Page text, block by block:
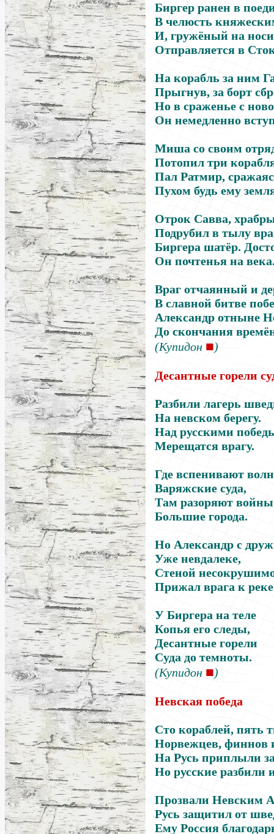
Биргер ранен в
В челюсть
И, гружёный на
Отправляется в
На корабль за ним
Прыгнув, за борт
Но в сраженье с
Он немедленно
Миша со своим
Потопил три
Пал Ратмир,
Пухом будь ему
Отрок Савва,
Подрубил в тылу
Биргера шатёр.
Он почтенья на
Враг отчаянный и
В славной битве
Александр отныне
До скончания
(Купидон ■)
Десантные горели
Разбили лагерь
На невском берегу.
Над русскими
Мерещатся врагу.
Где вспенивают
Варяжские суда,
Там разоряют войны
Большие города.
Но Александр с
Уже невдалеке,
Стеной
Прижал врага к
У Биргера на теле
Копья его следы,
Десантные горели
Суда до темноты.
(Купидон ■)
Невская победа
Сто кораблей, пять
Норвежцев, финнов
На Русь приплыли
Но русские разбили
Прозвали Невским
Русь защитил от
Ему Россия